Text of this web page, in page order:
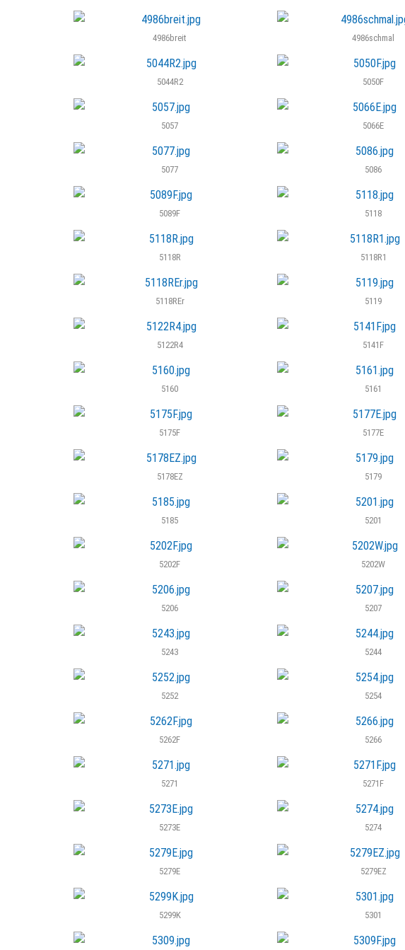
4986breit 4986schmal
5044R2 5050F
5057 5066E
5077 5086
5089F 5118
5118R 5118R1
5118REr 5119
5122R4 5141F
5160 5161
5175F 5177E
5178EZ 5179
5185 5201
5202F 5202W
5206 5207
5243 5244
5252 5254
5262F 5266
5271 5271F
5273E 5274
5279E 5279EZ
5299K 5301